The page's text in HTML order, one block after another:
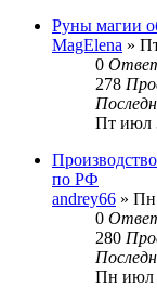
Руны магии
MagElena »
0
278
Пт июл
по РФ
andrey66 » Пн
0
280
Пн июл